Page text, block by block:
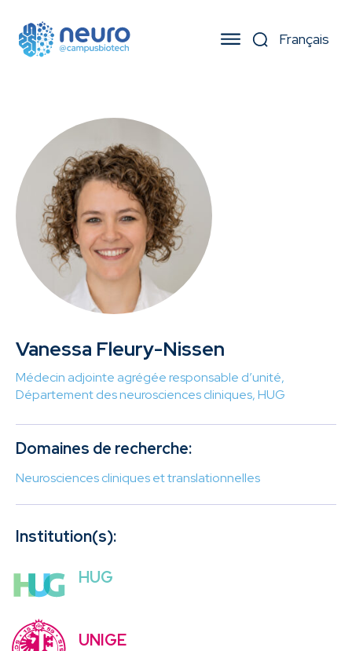
Vanessa Fleury-Nissen
Médecin adjointe agrégée responsable d’unité,
Département des neurosciences cliniques, HUG
Domaines de recherche:
Neurosciences cliniques et translationnelles
Institution(s):
HUG
UNIGE